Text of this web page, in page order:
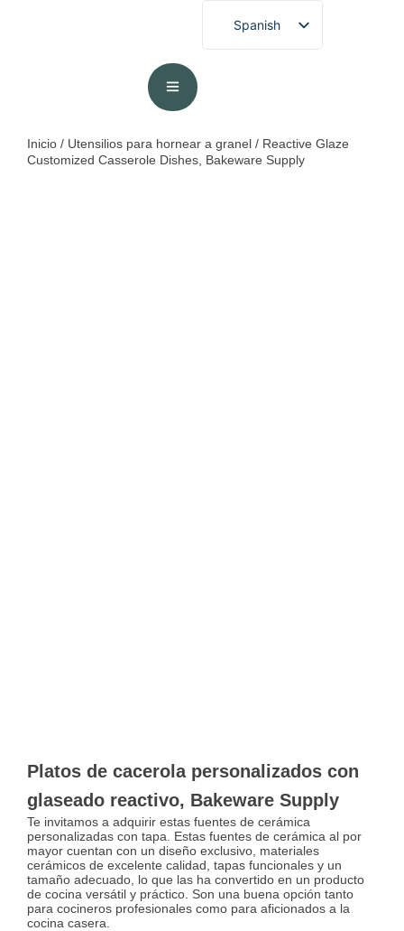
Spanish
English
Portuguese
Inicio / Utensilios para hornear a granel / Reactive Glaze
Customized Casserole Dishes, Bakeware Supply
Platos de cacerola personalizados con
glaseado reactivo, Bakeware Supply
Te invitamos a adquirir estas fuentes de cerámica
personalizadas con tapa. Estas fuentes de cerámica al por
mayor cuentan con un diseño exclusivo, materiales
cerámicos de excelente calidad, tapas funcionales y un
tamaño adecuado, lo que las ha convertido en un producto
de cocina versátil y práctico. Son una buena opción tanto
para cocineros profesionales como para aficionados a la
cocina casera.